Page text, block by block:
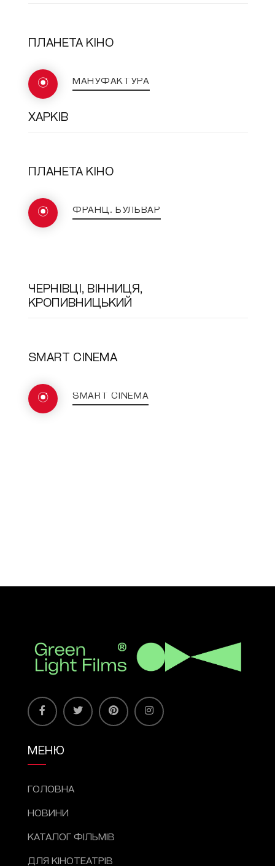
ПЛАНЕТА КІНО
МАНУФАКТУРА
ХАРКІВ
ПЛАНЕТА КІНО
ФРАНЦ. БУЛЬВАР
ЧЕРНІВЦІ, ВІННИЦЯ,
КРОПИВНИЦЬКИЙ
SMART CINEMA
SMART CINEMA
МЕНЮ
ГОЛОВНА
НОВИНИ
КАТАЛОГ ФІЛЬМІВ
ДЛЯ КІНОТЕАТРІВ